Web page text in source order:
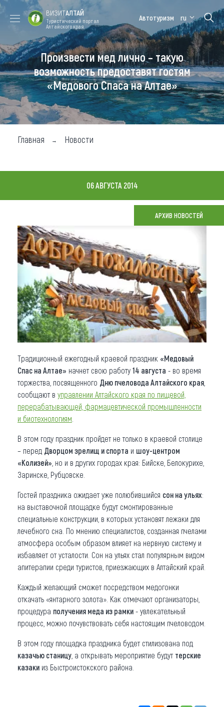
Форум VISIT
ALTAI
Цветение
маральника
Медицинский
форум
Алтайская
зимовка
Туры
Где побывать
Чем заняться
Карта
Что привезти (сувениры)
О регионе
Коллекция впечатлений
Другие рубрики
ВИЗИТАЛТАЙ
Туристический портал
Алтайского края
Автотуризм ru
Произвести мед лично – такую
возможность предоставят гостям
«Медового Спаса на Алтае»
Главная Новости
06 АВГУСТА 2014
АРХИВ НОВОСТЕЙ
Традиционный ежегодный краевой праздник «Медовый
Спас на Алтае» начнет свою работу 14 августа - во время
торжества, посвященного Дню пчеловода Алтайского края
сообщают в управлении Алтайского края по пищевой,
перерабатывающей, фармацевтической промышленности
и биотехнологиям
В этом году праздник пройдет не только в краевой столице
– перед Дворцом зрелищ и спорта и шоу-центром
«Колизей» , но и в других городах края: Бийске, Белокурихе,
Заринске, Рубцовске.
Гостей праздника ожидает уже полюбившийся сон на ульях:
на выставочной площадке будут смонтированные
специальные конструкции, в которых установят лежаки для
лечебного сна. По мнению специалистов, созданная пчелами
атмосфера особым образом влияет на нервную систему и
избавляет от усталости. Сон на ульях стал популярным видом
апитерапии среди туристов, приезжающих в Алтайский край.
Каждый желающий сможет посредством медогонки
откачать «янтарного золота». Как отмечают организаторы,
процедура получения меда из рамки - увлекательный
процесс, можно почувствовать себя настоящим пчеловодом.
В этом году площадка праздника будет стилизована под
казачью станицу , а открывать мероприятие будут терские
казаки из Быстроистокского района.